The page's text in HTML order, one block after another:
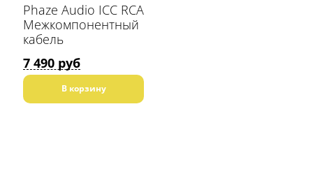
Phaze Audio ICC RCA
Межкомпонентный
кабель
В корзину
7 490 руб